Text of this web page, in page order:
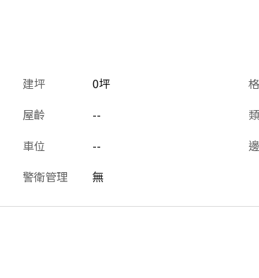
建坪 0坪
屋齡 --
車位 --
警衛管理 無